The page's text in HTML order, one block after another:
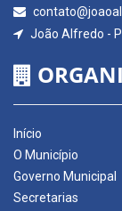
João Alfredo -
Início
O Município
Governo Municipal
Secretarias